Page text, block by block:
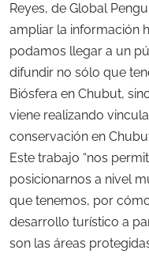
Reyes, de Global
ampliar la información
podamos llegar a un
difundir no sólo que
Biósfera en Chubut,
viene realizando
conservación en
Este trabajo “nos
posicionarnos a nivel
que tenemos, por
desarrollo turístico a
son las áreas